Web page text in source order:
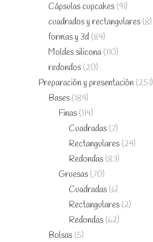
Cápsulas cupcakes (91)
cuadrados y rectangulares (8)
formas y 3d (84)
Moldes silicona (110)
redondos (20)
Preparación y presentación (251)
Bases (184)
Finas (114)
Cuadradas (7)
Rectangulares (24)
Redondas (83)
Gruesas (70)
Cuadradas (6)
Rectangulares (2)
Redondas (62)
Bolsas (5)